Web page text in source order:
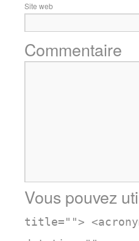
Site web
Commentaire
Vous pouvez
title="">